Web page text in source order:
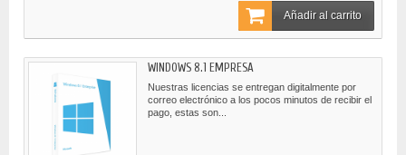
Añadir al carrito
WINDOWS 8.1 EMPRESA
Nuestras licencias se entregan digitalmente por
correo electrónico a los pocos minutos de recibir el
pago, estas son...